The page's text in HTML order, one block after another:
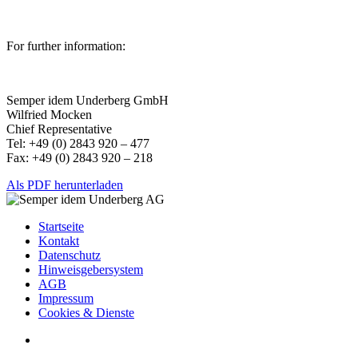
For further information:
Semper idem Underberg GmbH
Wilfried Mocken
Chief Representative
Tel: +49 (0) 2843 920 – 477
Fax: +49 (0) 2843 920 – 218
Als PDF herunterladen
Startseite
Kontakt
Datenschutz
Hinweisgebersystem
AGB
Impressum
Cookies & Dienste